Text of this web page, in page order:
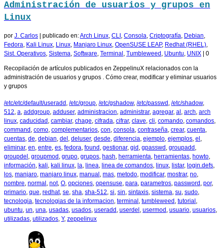
Administración de usuarios y grupos en
Linux
por J. Carlos publicado en:Arch Linux, CLI , Consola, Criptografía, Debian,
Fedora, Kali Linux, Linux, Manjaro Linux, OpenSUSE LEAP, Redhat (RHEL),
Sist. Operativos, Sistema, Software, Terminal , Tumbleweed , Ubuntu, UNIX 0
Recopilación de artículos publicados en ZeppelinuX relacionados con la
administración de usuarios y grupos . Cómo crear, modificar y eliminar usuarios
y grupos
/etc/etc/default/useradd , /etc/group, /etc/gshadow, /etc/passwd , /etc/shadow,
512, a, addgroup, adduser, administracion, administrar, agregar, al , arch, arch
linux, caducidad , cambiar, chage, cifrada, cifrar, clave, cli, comando, comandos,
command , como, complementarios, con, consola, contraseña, crear, cuenta,
cuentas, de, debian, del , deluser, desde, diferencia, ejemplo, ejemplos, el ,
eliminar, en, entre, es, fedora, found , gestionar, gid , gpasswd , groupadd ,
groupdel , groupmod , grupo, grupos, hash, herramienta, herramientas, howto,
información, kali, kali linux, la, linea, linea de comandos, linux, listar, login.defs,
los, manjaro, manjaro linux, manual , mas, metodo, modificar, mostrar, no,
nombre, normal , not, O, opciones, opensuse, para, parametros, password , por,
primario, que, redhat, se, sha, sha-512, si, sin, sintaxis, sistema, su, sudo,
tecnologia, tecnologias de la informacion, terminal , tumbleweed , tutorial ,
ubuntu, un, una, usadas, usados, useradd , userdel , usermod , usuario, usuarios,
utilizadas, utilizados, Y, zeppelinux